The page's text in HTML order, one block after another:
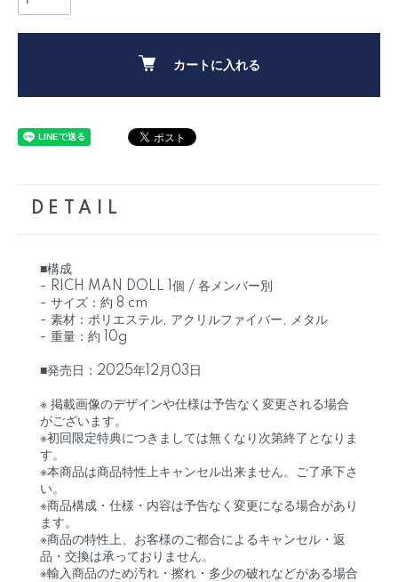
カートに入れる
DETAIL
■構成
- RICH MAN DOLL 1個 / 各メンバー別
- サイズ：約 8 cm
- 素材：ポリエステル, アクリルファイバー, メタル
- 重量：約 10g
■発売日：2025年12月03日
※ 掲載画像のデザインや仕様は予告なく変更される場合
がございます。
※初回限定特典につきましては無くなり次第終了となりま
す。
※本商品は商品特性上キャンセル出来ません。ご了承下さ
い。
※商品構成・仕様・内容は予告なく変更になる場合があり
ます。
※商品の特性上、お客様のご都合によるキャンセル・返
品・交換は承っておりません。
※輸入商品のため汚れ・擦れ・多少の破れなどがある場合